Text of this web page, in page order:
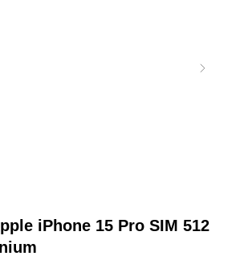
iPhone 15 Pro SIM 512